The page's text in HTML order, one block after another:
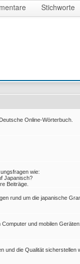
Stichworte
Online-Wörterbuch.
wie:
Japanisch?
Beiträge.
rund um die japanische
und mobilen
und die Qualität sicherstellen